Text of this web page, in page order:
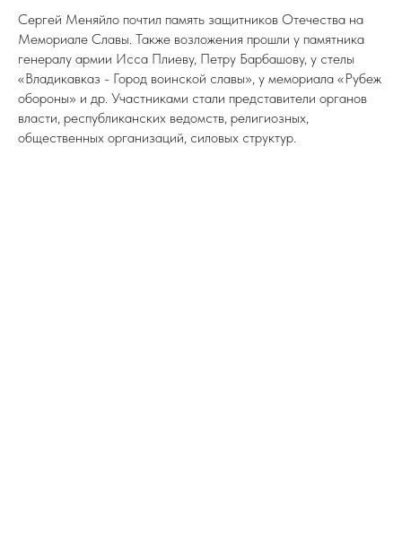
Сергей Меняйло почтил память защитников Отечества на
Мемориале Славы. Также возложения прошли у памятника
генералу армии Исса Плиеву, Петру Барбашову, у стелы
«Владикавказ - Город воинской славы», у мемориала «Рубеж
обороны» и др. Участниками стали представители органов
власти, республиканских ведомств, религиозных,
общественных организаций, силовых структур.